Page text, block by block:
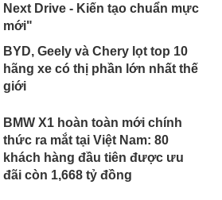
Next Drive - Kiến tạo chuẩn mực
mới"
BYD, Geely và Chery lọt top 10
hãng xe có thị phần lớn nhất thế
giới
BMW X1 hoàn toàn mới chính
thức ra mắt tại Việt Nam: 80
khách hàng đầu tiên được ưu
đãi còn 1,668 tỷ đồng